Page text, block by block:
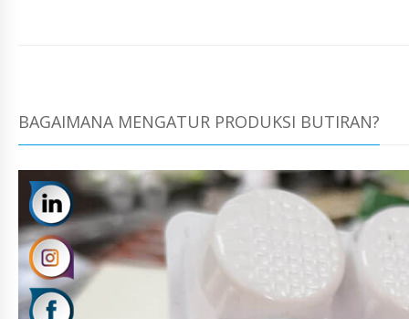
BAGAIMANA MENGATUR PRODUKSI BUTIRAN?